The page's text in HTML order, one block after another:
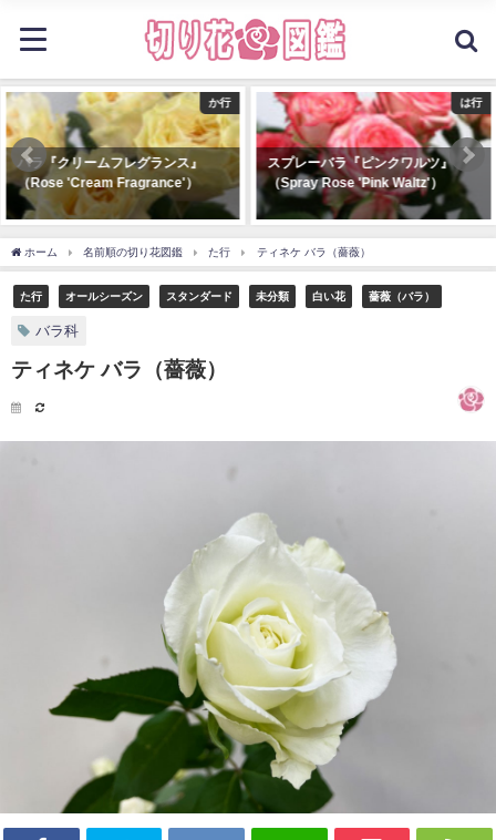
は行
スプレーバラ『ピンクワルツ』
（Spray Rose 'Pink Waltz'）
は行
スプレーバラ『ブライダルメイプ
ルローズ』（Spray Rose 'Bridal
Maple Rose'）
ホーム 名前順の切り花図鑑 た行 ティネケ バラ（薔薇）
た行 オールシーズン スタンダード 未分類 白い花 薔薇（バラ）
バラ科
ティネケ バラ（薔薇）